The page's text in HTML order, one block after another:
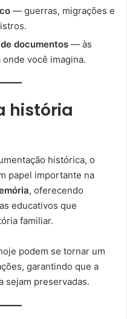
— guerras, migrações e
documentos — às
você imagina.
história
histórica, o
papel importante na
, oferecendo
educativos que
familiar.
podem se tornar um
garantindo que a
sejam preservadas.